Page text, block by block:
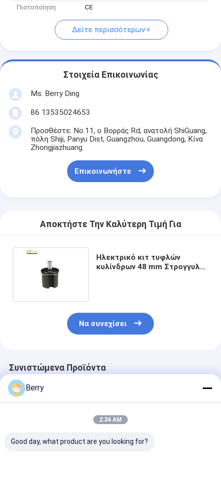
Πιστοποίηση
CE
Δείτε περισσότερων
Στοιχεία Επικοινωνίας
Ms. Berry Ding
86 13535024653
Προσθέστε: No.11, ο Βορράς Rd, ανατολή ShiGuang,
πόλη Shiji, Panyu Dist, Guangzhou, Guangdong, Κίνα
Zhongjiazhuang.
Επικοινωνήστε
Αποκτήστε Την Καλύτερη Τιμή Για
Ηλεκτρικό κιτ τυφλών
κυλίνδρων 48 mm Στρογγυλό
Να συνεχίσει
Συνιστώμενα Προϊόντα
Berry
2:34 AM
Good day, what product are you looking for?